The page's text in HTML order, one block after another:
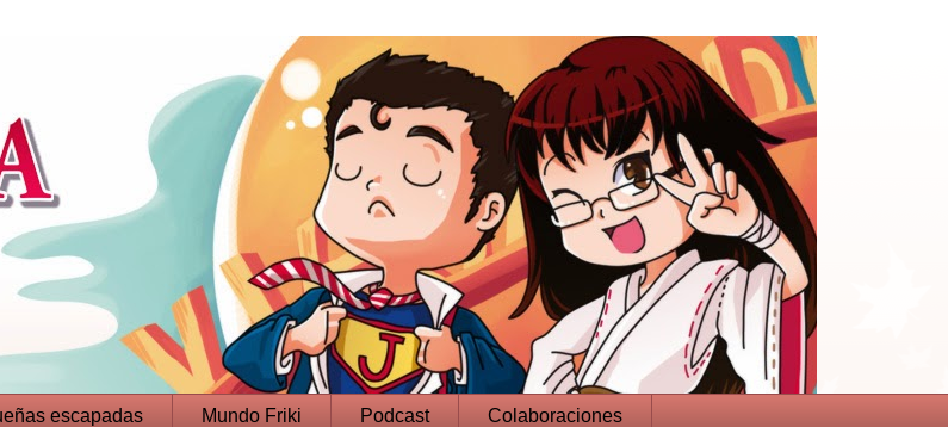
escapadas Mundo Friki Podcast Colaboraciones